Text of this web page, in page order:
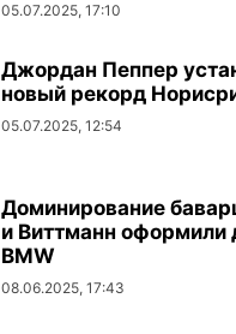
05.07.2025, 17:10
Джордан Пеппер
новый рекорд
05.07.2025, 12:54
Доминирование
и Виттманн оформили
BMW
08.06.2025, 17:43